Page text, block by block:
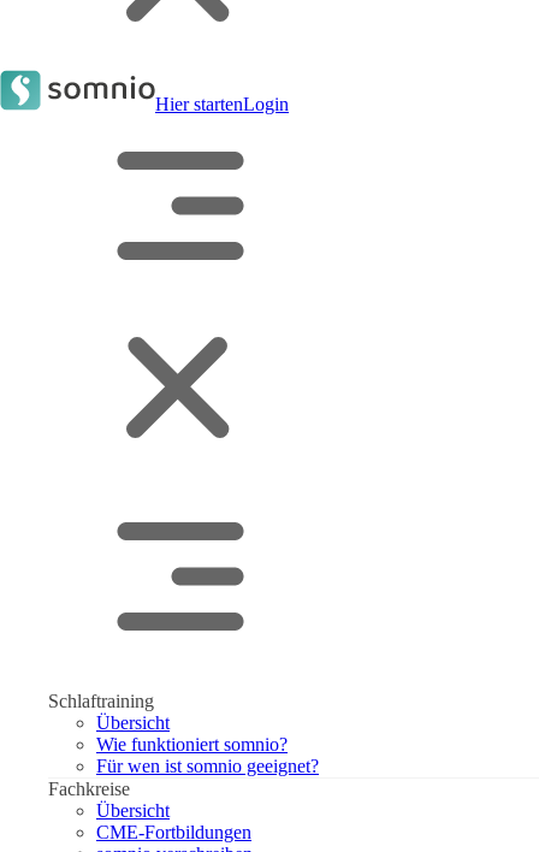
Hier startenLogin
Schlaftraining
Übersicht
Wie funktioniert somnio?
Für wen ist somnio geeignet?
Fachkreise
Übersicht
CME-Fortbildungen